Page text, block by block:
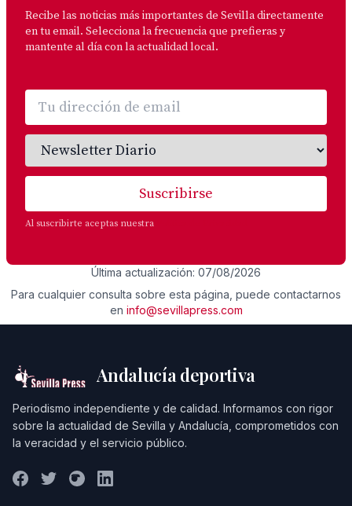
Recibe las noticias más importantes de Sevilla directamente
en tu email. Selecciona la frecuencia que prefieras y
mantente al día con la actualidad local.
Suscribirse
Al suscribirte aceptas nuestra
Última actualización: 07/08/2026
Para cualquier consulta sobre esta página, puede contactarnos
en info@sevillapress.com
Andalucía deportiva
Periodismo independiente y de calidad. Informamos con rigor
sobre la actualidad de Sevilla y Andalucía, comprometidos con
la veracidad y el servicio público.